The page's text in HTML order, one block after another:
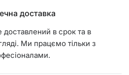
доставка
доставлений в срок та в
Ми працємо тільки з